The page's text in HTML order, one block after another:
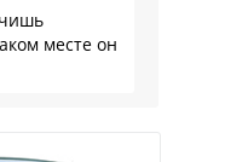
месте он